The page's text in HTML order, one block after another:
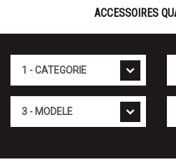
ACCESSOIRES